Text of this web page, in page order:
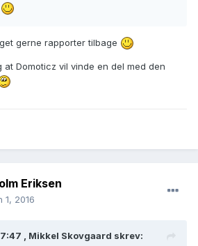
gerne rapporter tilbage
Domoticz vil vinde en del med den
Eriksen
1, 2016
, Mikkel Skovgaard skrev: